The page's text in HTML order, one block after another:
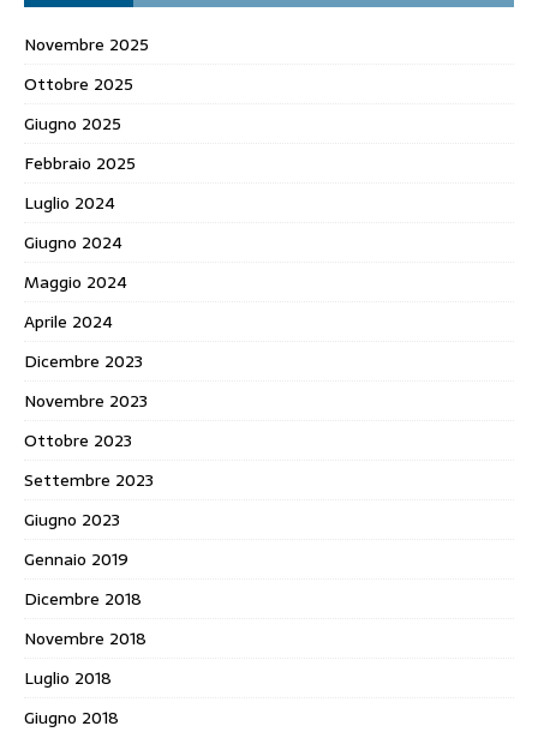
Novembre 2025
Ottobre 2025
Giugno 2025
Febbraio 2025
Luglio 2024
Giugno 2024
Maggio 2024
Aprile 2024
Dicembre 2023
Novembre 2023
Ottobre 2023
Settembre 2023
Giugno 2023
Gennaio 2019
Dicembre 2018
Novembre 2018
Luglio 2018
Giugno 2018